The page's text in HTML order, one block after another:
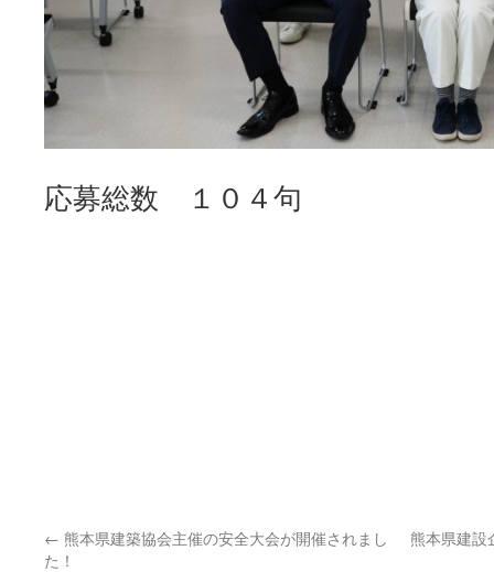
応募総数 １０４句
← 熊本県建築協会主催の安全大会が開催されまし
た！
熊本県建設